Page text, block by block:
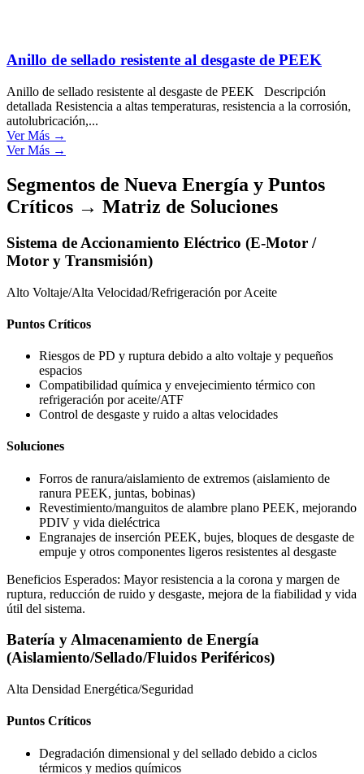
Anillo de sellado resistente al desgaste de PEEK
Anillo de sellado resistente al desgaste de PEEK Descripción
detallada Resistencia a altas temperaturas, resistencia a la corrosión,
autolubricación,...
Ver Más →
Ver Más →
Segmentos de Nueva Energía y Puntos
Críticos → Matriz de Soluciones
Sistema de Accionamiento Eléctrico (E-Motor /
Motor y Transmisión)
Alto Voltaje/Alta Velocidad/Refrigeración por Aceite
Puntos Críticos
Riesgos de PD y ruptura debido a alto voltaje y pequeños
espacios
Compatibilidad química y envejecimiento térmico con
refrigeración por aceite/ATF
Control de desgaste y ruido a altas velocidades
Soluciones
Forros de ranura/aislamiento de extremos (aislamiento de
ranura PEEK, juntas, bobinas)
Revestimiento/manguitos de alambre plano PEEK, mejorando
PDIV y vida dieléctrica
Engranajes de inserción PEEK, bujes, bloques de desgaste de
empuje y otros componentes ligeros resistentes al desgaste
Beneficios Esperados: Mayor resistencia a la corona y margen de
ruptura, reducción de ruido y desgaste, mejora de la fiabilidad y vida
útil del sistema.
Batería y Almacenamiento de Energía
(Aislamiento/Sellado/Fluidos Periféricos)
Alta Densidad Energética/Seguridad
Puntos Críticos
Degradación dimensional y del sellado debido a ciclos
térmicos y medios químicos